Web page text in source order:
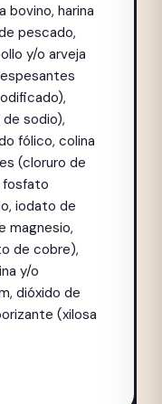
bovino, harina
pescado,
y/o arveja
sodio),
fólico, colina
(cloruro de
fosfato
iodato de
magnesio,
de cobre),
y/o
dióxido de
(xilosa